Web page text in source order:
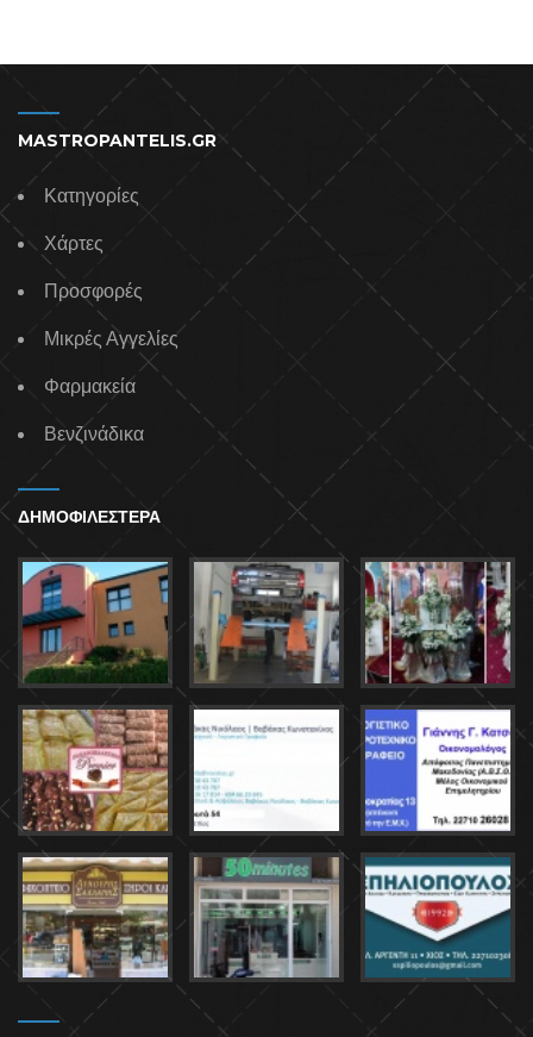
MASTROPANTELIS.GR
Κατηγορίες
Χάρτες
Προσφορές
Μικρές Αγγελίες
Φαρμακεία
Βενζινάδικα
ΔΗΜΟΦΙΛΕΣΤΕΡΑ